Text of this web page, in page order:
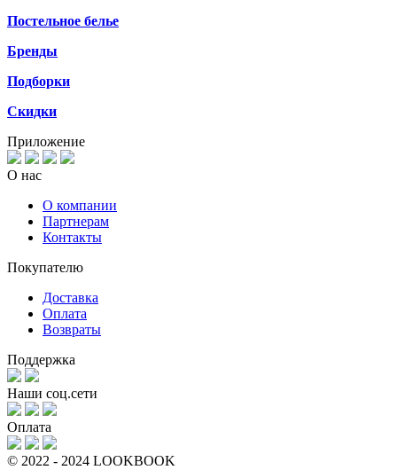
Постельное белье
Бренды
Подборки
Скидки
Приложение
О нас
О компании
Партнерам
Контакты
Покупателю
Доставка
Оплата
Возвраты
Поддержка
Наши соц.сети
Оплата
© 2022 - 2024 LOOKBOOK